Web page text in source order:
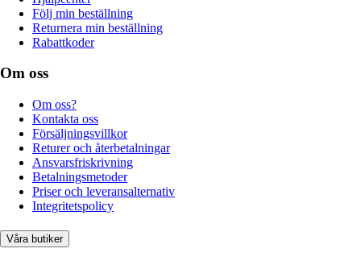
Följ min beställning
Returnera min beställning
Rabattkoder
Om oss
Om oss?
Kontakta oss
Försäljningsvillkor
Returer och återbetalningar
Ansvarsfriskrivning
Betalningsmetoder
Priser och leveransalternativ
Integritetspolicy
Våra butiker